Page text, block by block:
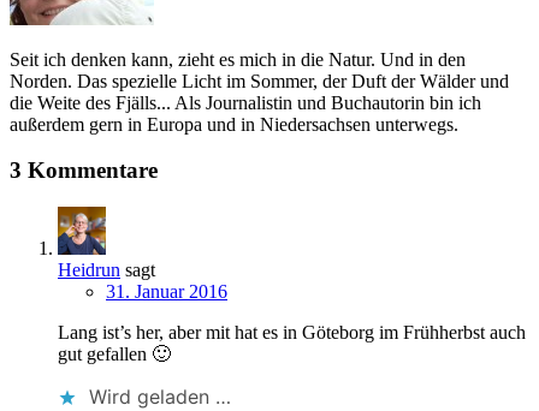
Seit ich denken kann, zieht es mich in die Natur. Und in den
Norden. Das spezielle Licht im Sommer, der Duft der Wälder und
die Weite des Fjälls... Als Journalistin und Buchautorin bin ich
außerdem gern in Europa und in Niedersachsen unterwegs.
3 Kommentare
Heidrun sagt
31. Januar 2016
Lang ist’s her, aber mit hat es in Göteborg im Frühherbst auch
gut gefallen 🙂
Wird geladen …